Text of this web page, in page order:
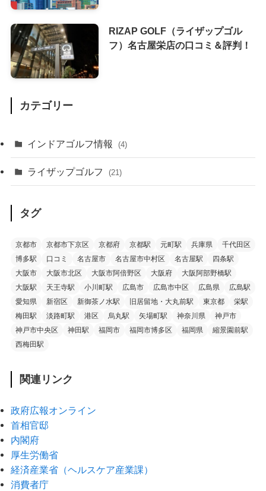
RIZAP GOLF（ライザップゴル
フ）名古屋栄店の口コミ＆評判！
カテゴリー
インドアゴルフ情報 (4)
ライザップゴルフ (21)
タグ
京都市 京都市下京区 京都府 京都駅 元町駅 兵庫県
千代田区
博多駅
口コミ 名古屋市 名古屋市中村区 名古屋駅
四条駅
大阪市
大阪市北区 大阪市阿倍野区 大阪府
大阪阿部野橋駅
大阪駅
天王寺駅 小川町駅 広島市 広島市中区 広島県
広島駅
愛知県
新宿区 新御茶ノ水駅 旧居留地・大丸前駅 東京都
栄駅
梅田駅
淡路町駅 港区 烏丸駅 矢場町駅 神奈川県
神戸市
神戸市中央区
神田駅 福岡市 福岡市博多区 福岡県
縮景園前駅
西梅田駅
関連リンク
政府広報オンライン
首相官邸
内閣府
厚生労働省
経済産業省（ヘルスケア産業課）
消費者庁